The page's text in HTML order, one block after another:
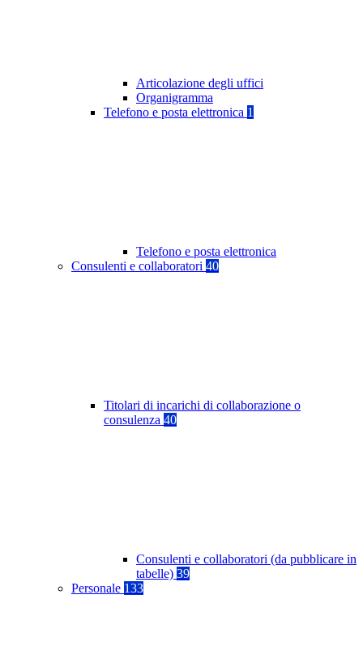
Articolazione degli uffici
Organigramma
Telefono e posta elettronica 1
Telefono e posta elettronica
Consulenti e collaboratori 40
Titolari di incarichi di collaborazione o
consulenza 40
Consulenti e collaboratori (da pubblicare in
tabelle) 39
Personale 133